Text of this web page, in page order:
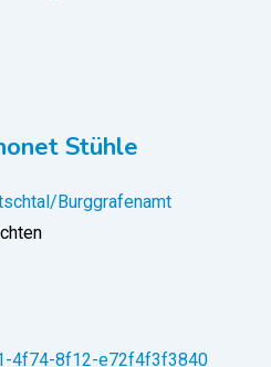
Stühle
Burggrafenamt